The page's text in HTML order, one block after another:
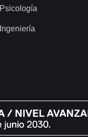
Psicología
Ingeniería